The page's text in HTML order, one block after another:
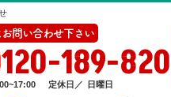
お問い合わせ下さい
189-820
定休日／ 日曜日